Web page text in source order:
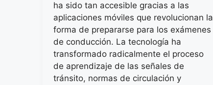
ha sido tan accesible gracias a las
aplicaciones móviles que revolucionan la
forma de prepararse para los exámenes
de conducción. La tecnología ha
transformado radicalmente el proceso
de aprendizaje de las señales de
tránsito, normas de circulación y